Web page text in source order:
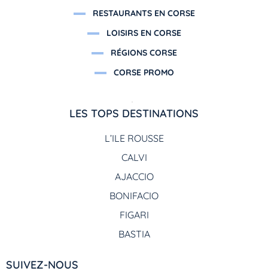
RESTAURANTS EN CORSE
LOISIRS EN CORSE
RÉGIONS CORSE
CORSE PROMO
LES TOPS DESTINATIONS
L’ILE ROUSSE
CALVI
AJACCIO
BONIFACIO
FIGARI
BASTIA
SUIVEZ-NOUS